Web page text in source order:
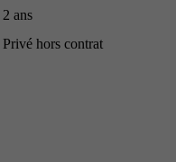
2 ans
Privé hors contrat